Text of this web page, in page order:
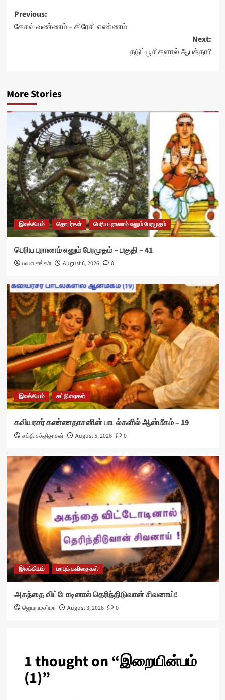
Post
navigation
Previous:
கேசவ் வண்ணம் – கிரேசி எண்ணம்
Next:
தடுப்பூசிகளால் ஆபத்தா?
More Stories
இலக்கியம் தொடர்கள் பெரிய புராணம் எனும் பேரமுதம்
பெரிய புராணம் எனும் பேரமுதம் – பகுதி – 41
பவள சங்கரி August 6, 2026 0
இலக்கியம் கட்டுரைகள்
கவியரசர் கண்ணதாசனின் பாடல்களில் ஆன்மீகம் – 19
சக்தி சக்திதாசன் August 5, 2026 0
இலக்கியம் மரபுக் கவிதைகள்
அகந்தை விட்டோடினால் தெரிந்திடுவான் சிவனாய்!
ஜெயராமசர்மா August 3, 2026 0
1 thought on “இறையின்பம்
(1)”